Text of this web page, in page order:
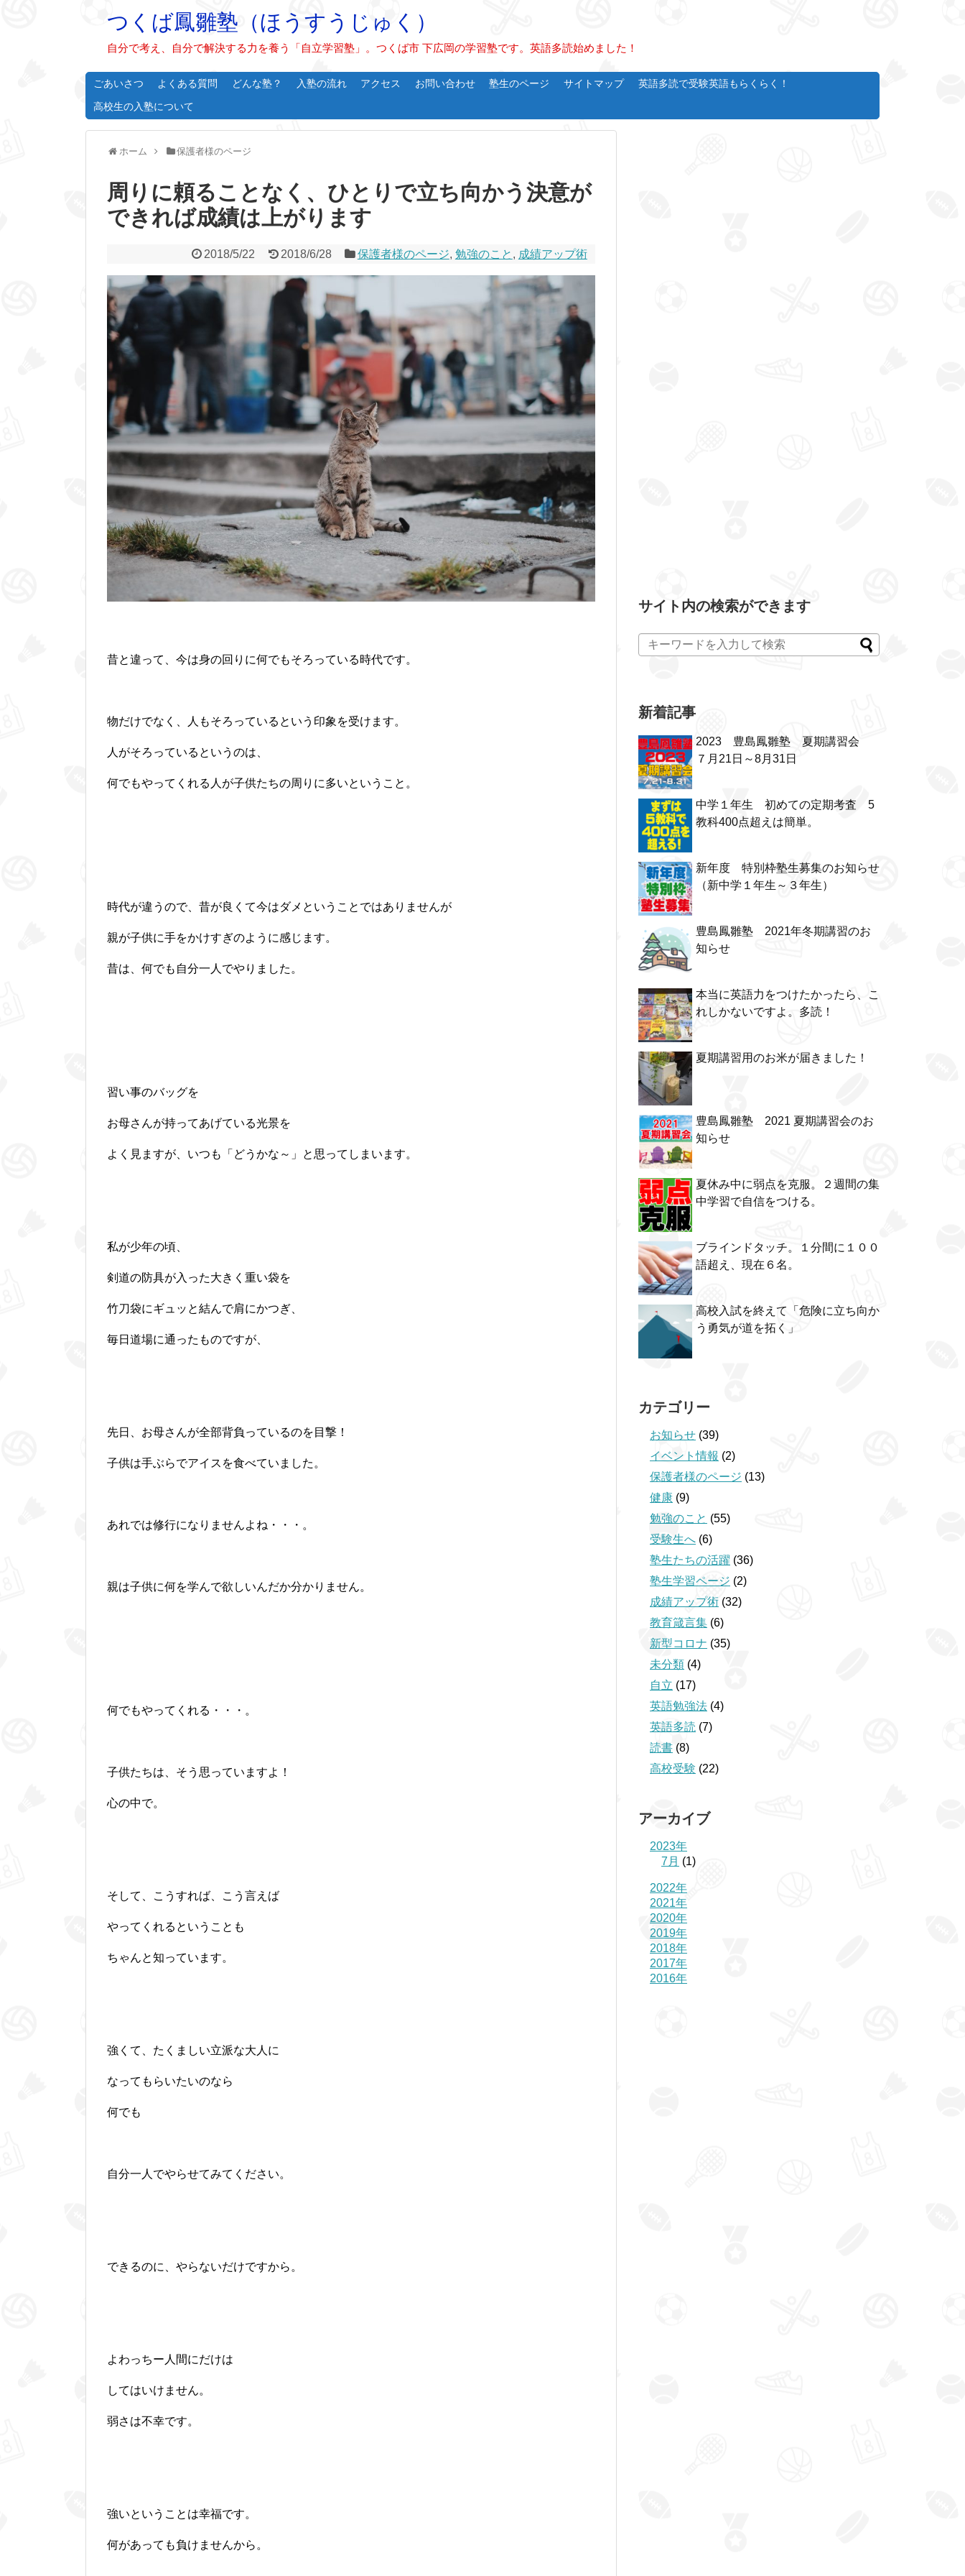
つくば鳳雛塾（ほうすうじゅく）
自分で考え、自分で解決する力を養う「自立学習塾」。つくば市 下広岡の学習塾です。英語多読始めました！
ごあいさつ よくある質問 どんな塾？ 入塾の流れ アクセス お問い合わせ 塾生のページ サイトマップ
英語多読で受験英語もらくらく！
高校生の入塾について
ホーム 保護者様のページ
周りに頼ることなく、ひとりで立ち向かう決意が
できれば成績は上がります
2018/5/22 2018/6/28 保護者様のページ, 勉強のこと , 成績アップ術
昔と違って、今は身の回りに何でもそろっている時代です。
物だけでなく、人もそろっているという印象を受けます。
人がそろっているというのは、
何でもやってくれる人が子供たちの周りに多いということ。
時代が違うので、昔が良くて今はダメということではありませんが
親が子供に手をかけすぎのように感じます。
昔は、何でも自分一人でやりました。
習い事のバッグを
お母さんが持ってあげている光景を
よく見ますが、いつも「どうかな～」と思ってしまいます。
私が少年の頃、
剣道の防具が入った大きく重い袋を
竹刀袋にギュッと結んで肩にかつぎ、
毎日道場に通ったものですが、
先日、お母さんが全部背負っているのを目撃！
子供は手ぶらでアイスを食べていました。
あれでは修行になりませんよね・・・。
親は子供に何を学んで欲しいんだか分かりません。
何でもやってくれる・・・。
子供たちは、そう思っていますよ！
心の中で。
そして、こうすれば、こう言えば
やってくれるということも
ちゃんと知っています。
強くて、たくましい立派な大人に
なってもらいたいのなら
何でも
自分一人でやらせてみてください。
できるのに、やらないだけですから。
よわっちー人間にだけは
してはいけません。
弱さは不幸です。
強いということは幸福です。
何があっても負けませんから。
サイト内の検索ができます
新着記事
2023 豊島鳳雛塾 夏期講習会
７月21日～8月31日
中学１年生 初めての定期考査 5
教科400点超えは簡単。
新年度 特別枠塾生募集のお知らせ
（新中学１年生～３年生）
豊島鳳雛塾 2021年冬期講習のお
知らせ
本当に英語力をつけたかったら、こ
れしかないですよ。多読！
夏期講習用のお米が届きました！
豊島鳳雛塾 2021 夏期講習会のお
知らせ
夏休み中に弱点を克服。２週間の集
中学習で自信をつける。
ブラインドタッチ。１分間に１００
語超え、現在６名。
高校入試を終えて「危険に立ち向か
う勇気が道を拓く」
カテゴリー
お知らせ (39)
イベント情報 (2)
保護者様のページ (13)
健康 (9)
勉強のこと (55)
受験生へ (6)
塾生たちの活躍 (36)
塾生学習ページ (2)
成績アップ術 (32)
教育箴言集 (6)
新型コロナ (35)
未分類 (4)
自立 (17)
英語勉強法 (4)
英語多読 (7)
読書 (8)
高校受験 (22)
アーカイブ
2023年
7月 (1)
2022年
2021年
2020年
2019年
2018年
2017年
2016年